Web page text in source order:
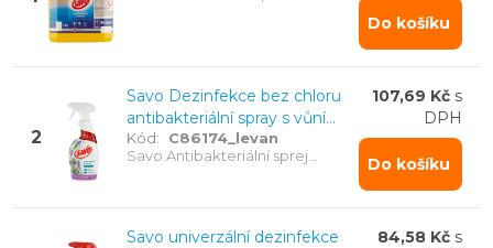
Do košíku
2
Savo Dezinfekce bez chloru
antibakteriální spray s vůní
levandule 700 ml
Kód:
C86174_levan
Savo Antibakteriální sprej
107,69 Kč s
DPH
Do košíku
Savo univerzální dezinfekce
84,58 Kč s